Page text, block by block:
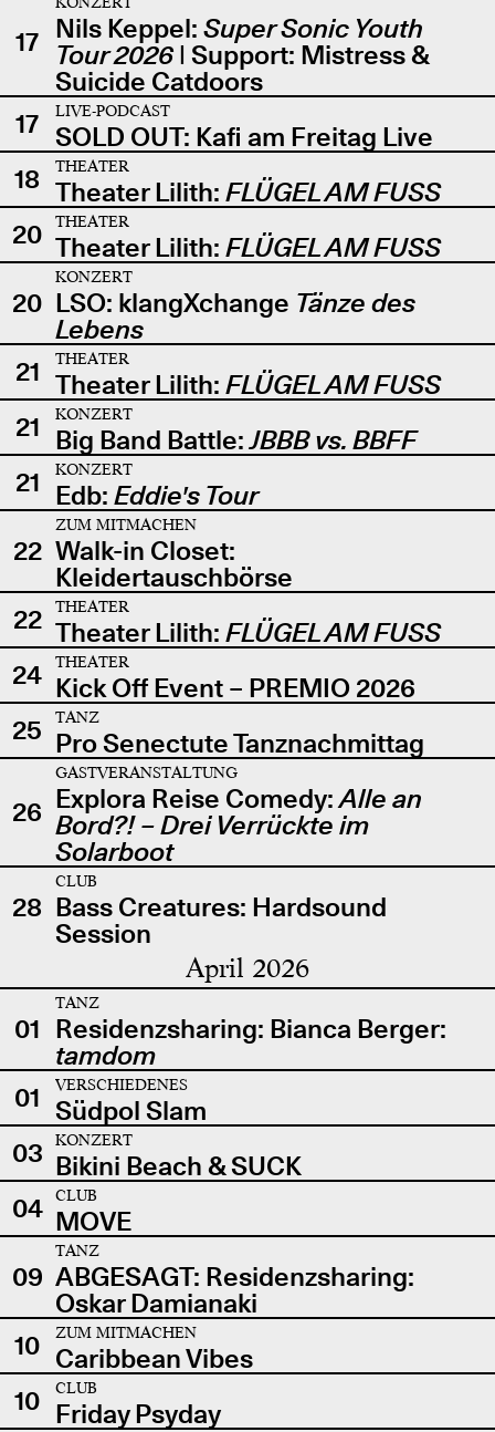
17 Nils Keppel: Super Sonic Youth
Tour 2026| Support: Mistress &
Suicide Catdoors
17
LIVE-PODCAST
SOLD OUT: Kafi am Freitag Live
18
THEATER
Theater Lilith: FLÜGEL AM FUSS
20
THEATER
Theater Lilith: FLÜGEL AM FUSS
20
KONZERT
LSO: klangXchange Tänze des
Lebens
21
THEATER
Theater Lilith: FLÜGEL AM FUSS
21
KONZERT
Big Band Battle:JBBB vs. BBFF
21
KONZERT
Edb: Eddie's Tour
22
ZUM MITMACHEN
Walk-in Closet:
Kleidertauschbörse
22
THEATER
Theater Lilith: FLÜGEL AM FUSS
24
THEATER
Kick Off Event – PREMIO 2026
25
TANZ
Pro Senectute Tanznachmittag
26
GASTVERANSTALTUNG
Explora Reise Comedy:Alle an
Bord?! – Drei Verrückte im
Solarboot
28
CLUB
Bass Creatures: Hardsound
Session
April 2026
01
TANZ
Residenzsharing: Bianca Berger:
tamdom
01
VERSCHIEDENES
Südpol Slam
03
KONZERT
Bikini Beach & SUCK
04
CLUB
MOVE
09
TANZ
ABGESAGT: Residenzsharing:
Oskar Damianaki
10
ZUM MITMACHEN
Caribbean Vibes
10
CLUB
Friday Psyday